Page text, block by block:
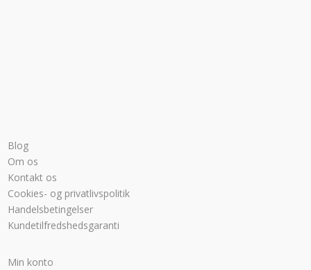
Blog
Om os
Kontakt os
Cookies- og privatlivspolitik
Handelsbetingelser
Kundetilfredshedsgaranti
Min konto